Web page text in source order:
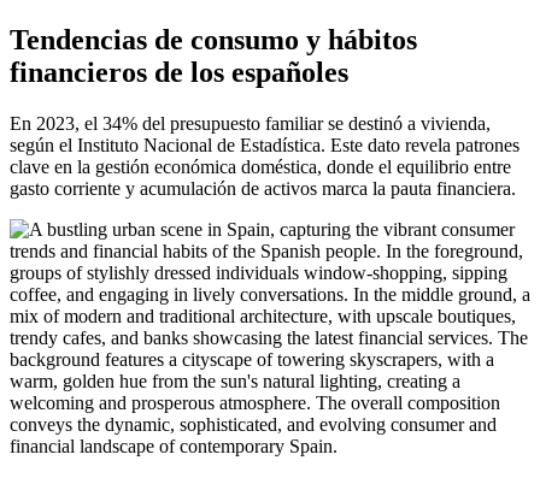
Tendencias de consumo y hábitos
financieros de los españoles
En 2023, el 34% del presupuesto familiar se destinó a vivienda,
según el Instituto Nacional de Estadística. Este dato revela patrones
clave en la gestión económica doméstica, donde el equilibrio entre
gasto corriente y acumulación de activos marca la pauta financiera.